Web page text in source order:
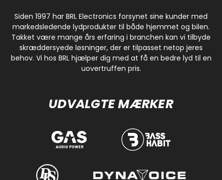
Siden 1997 har BRL Electronics forsynet sine kunder med
markedsledende lydprodukter til både hjemmet og bilen.
Takket være mange års erfaring i branchen kan vi tilbyde
skræddersyede løsninger, der er tilpasset netop jeres
behov. Vi hos BRL hjælper dig med at få en bedre lyd til en
uovertruffen pris.
UDVALGTE MÆRKER